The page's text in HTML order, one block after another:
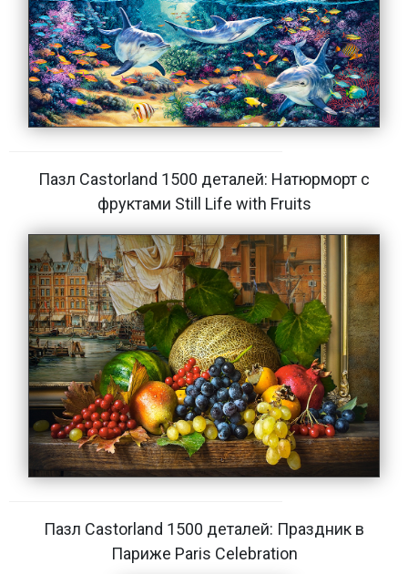
Пазл Castorland 1500 деталей: Натюрморт с
фруктами Still Life with Fruits
Пазл Castorland 1500 деталей: Праздник в
Париже Paris Celebration